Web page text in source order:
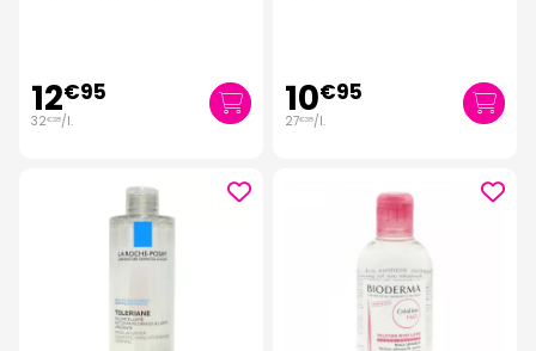
12€95
32€38/l. 10€95
27€38/l.